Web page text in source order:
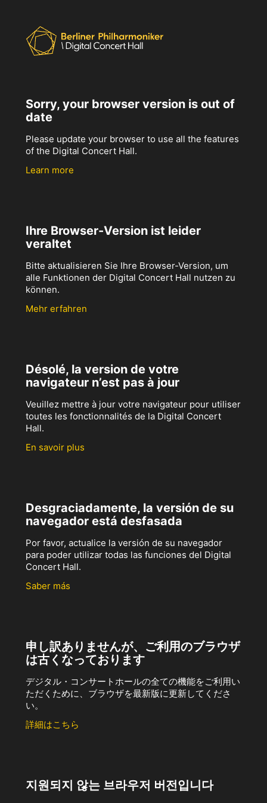
Sorry, your browser version is out of
date
Please update your browser to use all the features
of the Digital Concert Hall.
Learn more
Ihre Browser-Version ist leider
veraltet
Bitte aktualisieren Sie Ihre Browser-Version, um
alle Funktionen der Digital Concert Hall nutzen zu
können.
Mehr erfahren
Désolé, la version de votre
navigateur n’est pas à jour
Veuillez mettre à jour votre navigateur pour utiliser
toutes les fonctionnalités de la Digital Concert
Hall.
En savoir plus
Desgraciadamente, la versión de su
navegador está desfasada
Por favor, actualice la versión de su navegador
para poder utilizar todas las funciones del Digital
Concert Hall.
Saber más
申し訳ありませんが、ご利用のブラウザ
は古くなっております
デジタル・コンサートホールの全ての機能をご利用い
ただくために、ブラウザを最新版に更新してくださ
い。
詳細はこちら
지원되지 않는 브라우저 버전입니다